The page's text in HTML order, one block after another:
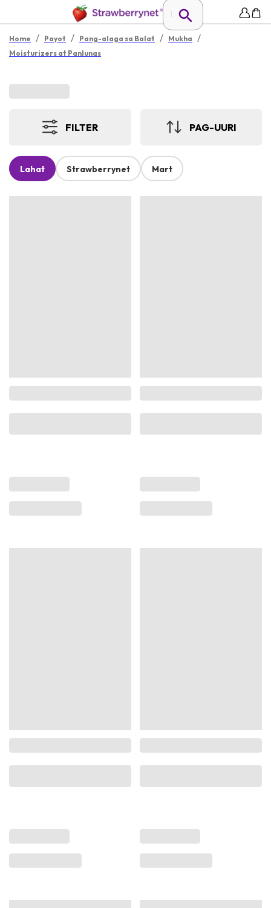
Home / Payot / Pang-alaga sa Balat / Mukha /
Moisturizers at Panlunas
FILTER PAG-UURI
Lahat Strawberrynet Mart